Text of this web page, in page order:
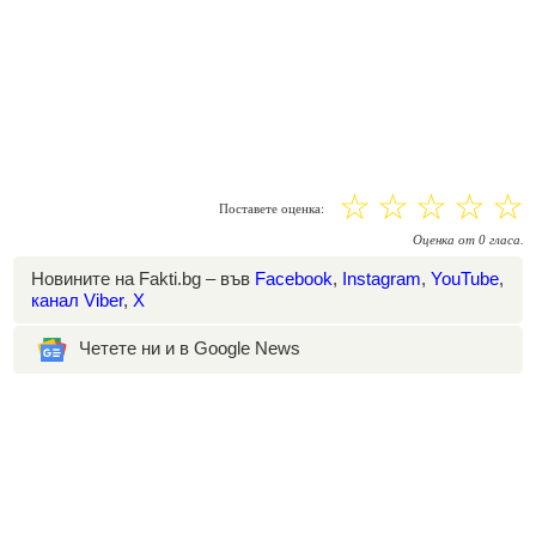
Поставете оценка: ☆
☆
☆
☆
☆
Оценка от 0 гласа.
Новините на Fakti.bg – във Facebook, Instagram, YouTube,
канал Viber, X
Четете ни и в Google News